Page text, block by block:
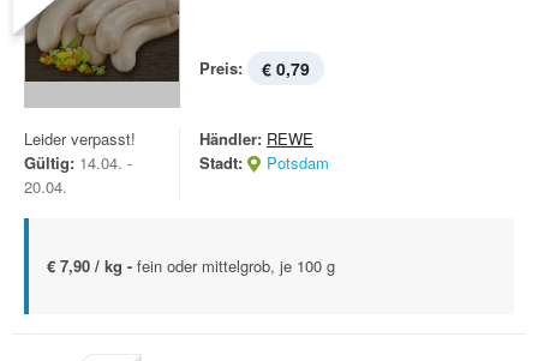
Preis: € 0,79
Leider verpasst!
Gültig: 14.04. -
20.04.
Händler: REWE
Stadt:
Potsdam
€ 7,90 / kg - fein oder mittelgrob, je 100 g